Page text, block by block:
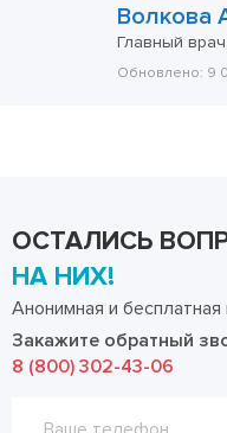
Волкова
Главный
Обновлено: 9
ОСТАЛИСЬ
НА НИХ!
Анонимная и бесплатная
Закажите обратный
8 (800) 302-43-06